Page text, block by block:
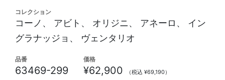
コレクション
コーノ、 アビト、 オリジニ、 アネーロ、 イン
グラナッジョ、 ヴェンタリオ
品番
63469-299
価格
¥62,900 （税込 ¥69,190）